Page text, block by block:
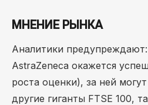
МНЕНИЕ РЫНКА
Аналитики
AstraZeneca окажется
роста оценки), за ней
другие гиганты FTSE 100,